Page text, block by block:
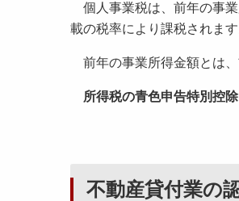
個人事業税は、前年の事
載の税率により課税されます
前年の事業所得金額とは、
所得税の青色申告特別控
不動産貸付業の